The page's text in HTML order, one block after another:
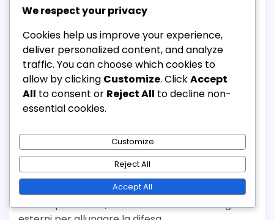
La formazione 4-2-3-1 offre un approccio
bilanciato con due centrocampisti difensivi,
fornendo una solida base sia per l’attacco che
per la difesa. Sebbene consenta un regista
creativo dietro l’attaccante, può mancare della
fluidità e della creazione di spazio che la 3-3-1-3
fornisce attraverso il suo falso nove.
Nella 3-3-1-3, la capacità del falso nove di ritirarsi
può attirare i difensori fuori posizione, creando
spazi per i terzini e altri attaccanti da sfruttare.
Questo modello di movimento è meno
pronunciato in un 4-2-3-1, dove il regista spesso
rimane più statico, facendo affidamento sugli
We respect your privacy
Cookies help us improve your experience,
deliver personalized content, and analyze
traffic. You can choose which cookies to
allow by clicking Customize. ClickAccept
All to consent or Reject All to decline non-
essential cookies.
Customize
Reject All
Accept All